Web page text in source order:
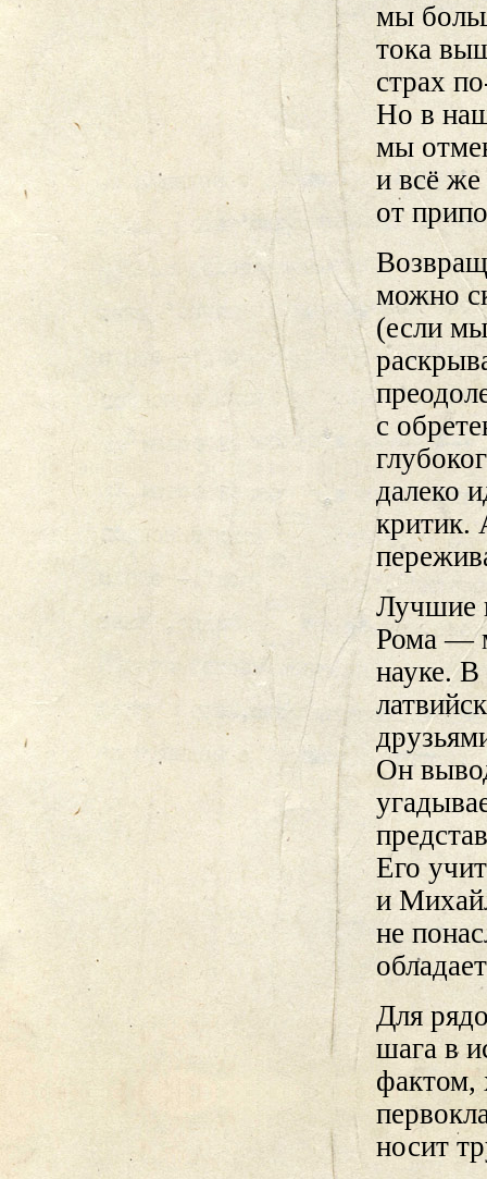
мы
тока
страх
Но в
мы
и всё
от
можно
(если
с
далеко
критик.
Лучшие
Рома —
науке. В
Он
Его
и
не
Для
шага в
фактом,
носит